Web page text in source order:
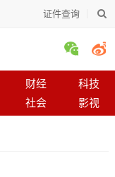
证件查询
财经
科技
社会 影视